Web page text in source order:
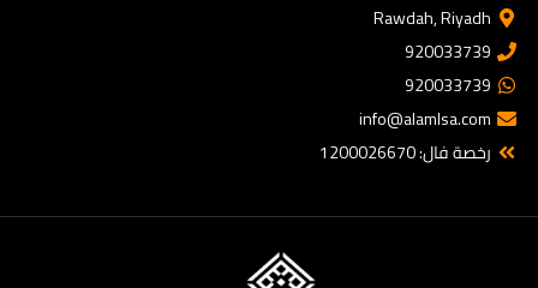
Rawdah, Riyadh
920033739
920033739
info@alamlsa.com
رخصة فال: 1200026670